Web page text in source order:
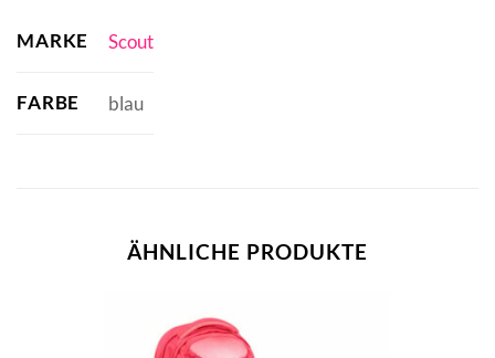
MARKE Scout
FARBE blau
ÄHNLICHE PRODUKTE